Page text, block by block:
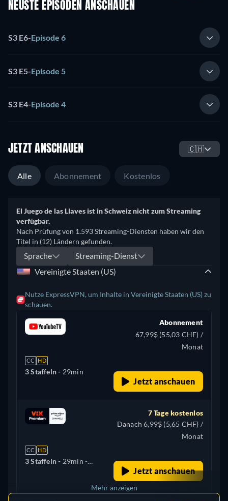
NEUSTE EPISODEN ANSCHAUEN
S3 E6-Episode 6
S3 E5-Episode 5
S3 E4-Episode 4
JETZT ANSCHAUEN 🇨🇭
Alle Abonnement Kostenlos
El Juego de las Llaves ist in Schweiz nicht zum Streaming
verfügbar.
Nach Prüfung von 1.593 Streaming-Diensten haben wir den
Titel in (12) Ländern gefunden.
Sprache
Streaming-Dienst
Vereinigte Staaten (US)
Nutze ExpressVPN, um Inhalte in Vereinigte Staaten (US) zu
schauen.
CC HD
3 Staffeln - 29min
Abonnement
67,99$ (55,03 CHF) /
Monat
Jetzt anschauen
CC HD
3 Staffeln - 29min -
7 Tage kostenlos
Danach 6,99$ (5,65 CHF) /
Monat
Jetzt anschauen
Mehr anzeigen